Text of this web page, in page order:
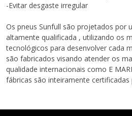
-Evitar desgaste irregular
Os pneus Sunfull são projetados por
altamente qualificada , utilizando os
tecnológicos para desenvolver cada
são fabricados visando atender os
qualidade internacionais como E
fábricas são inteiramente certificadas